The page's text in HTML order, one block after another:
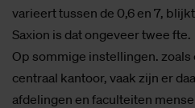
varieert tussen de 0,6 en 7,
Saxion is dat ongeveer twee fte.
Op sommige instellingen. zoals
centraal kantoor, vaak zijn er
afdelingen en faculteiten